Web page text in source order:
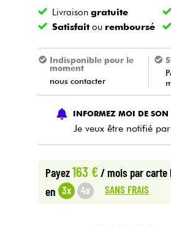
Câbles & Access.
Livraisongratuite
Satisfaitou remboursé
Indisponible pour le
moment
nous contacter
INFORMEZ MOI DE SON
Je veux être notifié
Payez163 €/ mois par carte
en 3x 4x SANS FRAIS